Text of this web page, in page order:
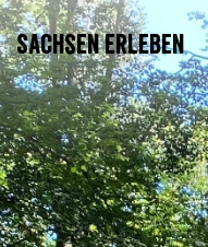
Sachsen erleben